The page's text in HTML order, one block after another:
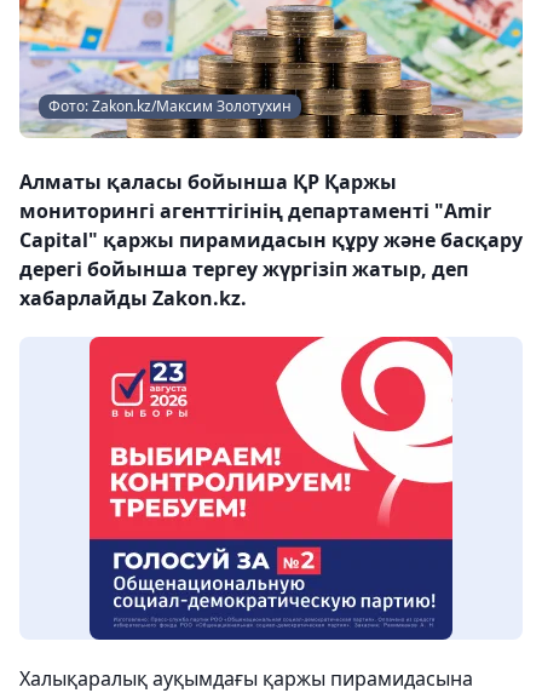
Фото: Zakon.kz/Максим Золотухин
Алматы қаласы бойынша ҚР Қаржы
мониторингі агенттігінің департаменті "Amir
Capital" қаржы пирамидасын құру және басқару
дерегі бойынша тергеу жүргізіп жатыр, деп
хабарлайды Zakon.kz.
Халықаралық ауқымдағы қаржы пирамидасына